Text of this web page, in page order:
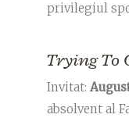
privilegiul
Trying To
Invitat:
absolvent al